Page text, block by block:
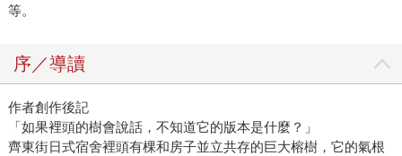
等。
序／導讀
作者創作後記
「如果裡頭的樹會說話，不知道它的版本是什麼？」
齊東街日式宿舍裡頭有棵和房子並立共存的巨大榕樹，它的氣根